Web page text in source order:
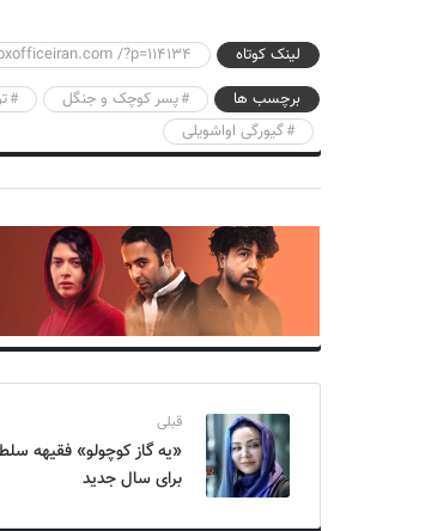
لینک کوتاه
/?p=114134
برچسب ها
پسر کوچک و جنگل
گیورگی اواشویلی
قبلی
«یه گاز کوچولو» فقیهه
برای سال جدید